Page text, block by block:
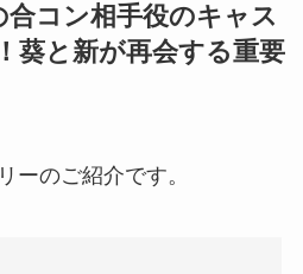
コン相手役のキャス
葵と新が再会する重要
ーのご紹介です。